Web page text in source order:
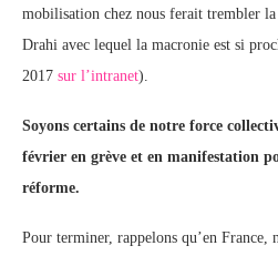
mobilisation chez nous ferait trembler
Drahi avec lequel la macronie est si
2017 sur l’intranet).
Soyons certains de notre force
février en grève et en manifestation
réforme.
Pour terminer, rappelons qu’en France,